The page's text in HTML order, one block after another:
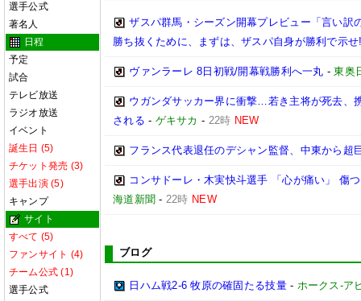
選手公式
著名人
日程
予定
試合
テレビ放送
ラジオ放送
イベント
誕生日 (5)
チケット発売 (3)
選手出演 (5)
キャンプ
サイト
すべて (5)
ファンサイト (4)
チーム公式 (1)
選手公式
ザスパ群馬・シーズン開幕プレビュー「言い訳
勝ち抜くために、まずは、ザスパ自身が勝利で示せ
ヴァンラーレ 8日初戦/開幕戦勝利へ一丸 -東奥
ウガンダサッカー界に衝撃…若き主将が死去、
される - ゲキサカ - 22時 NEW
フランス代表退任のデシャン監督、中東から超
コンサドーレ・木実快斗選手 「心が痛い」 傷
海道新聞 - 22時 NEW
ブログ
日ハム戦2-6 牧原の確固たる技量- ホークス-ア